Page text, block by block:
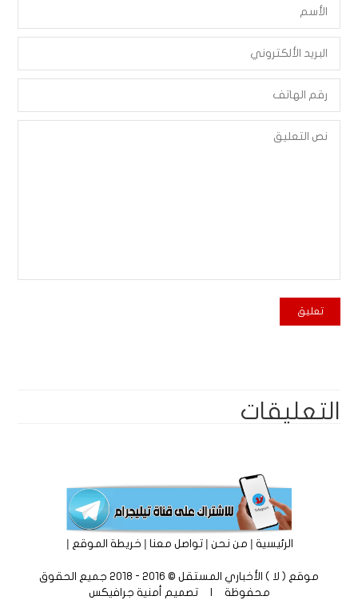
التعليقات
الرئيسية|من نحن|تواصل معنا|خريطة الموقع |
موقع ( لا ) الأخباري المستقل © 2016 - 2018 جميع الحقوق
محفوظة | تصميم أمنية جرافيكس